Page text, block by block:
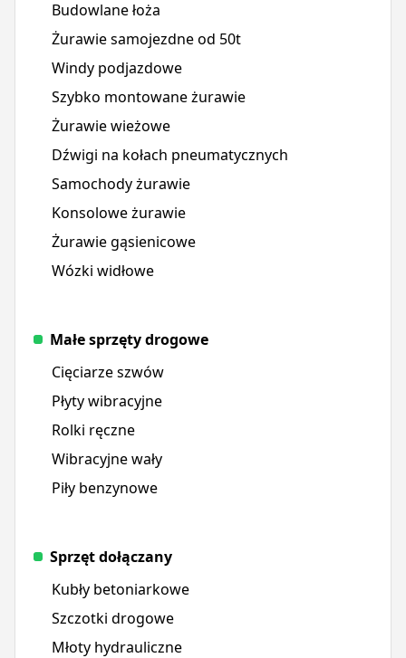
Budowlane łoża
Żurawie samojezdne od 50t
Windy podjazdowe
Szybko montowane żurawie
Żurawie wieżowe
Dźwigi na kołach pneumatycznych
Samochody żurawie
Konsolowe żurawie
Żurawie gąsienicowe
Wózki widłowe
Małe sprzęty drogowe
Cięciarze szwów
Płyty wibracyjne
Rolki ręczne
Wibracyjne wały
Piły benzynowe
Sprzęt dołączany
Kubły betoniarkowe
Szczotki drogowe
Młoty hydrauliczne